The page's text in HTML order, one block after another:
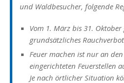
und Waldbesucher, folgende
Vom 1. März bis 31.
grundsätzliches
Feuer machen ist nur an
eingerichteten Feuerstellen
Je nach örtlicher Situation